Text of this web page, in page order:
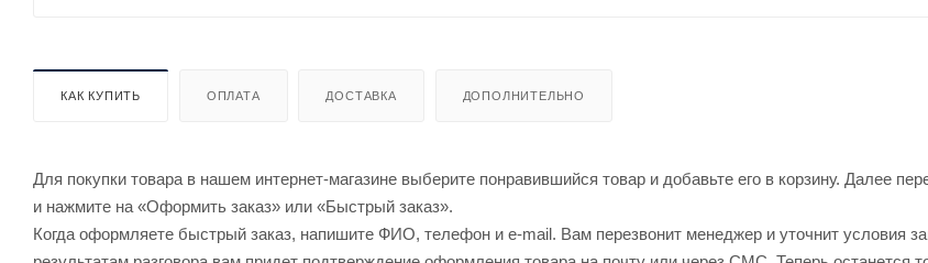
КАК КУПИТЬ ОПЛАТА ДОСТАВКА ДОПОЛНИТЕЛЬНО
Для покупки товара в нашем интернет-магазине выберите понравившийся товар и добавьте его в корзину. Далее
и нажмите на «Оформить заказ» или «Быстрый заказ».
Когда оформляете быстрый заказ, напишите ФИО, телефон и e-mail. Вам перезвонит менеджер и уточнит условия